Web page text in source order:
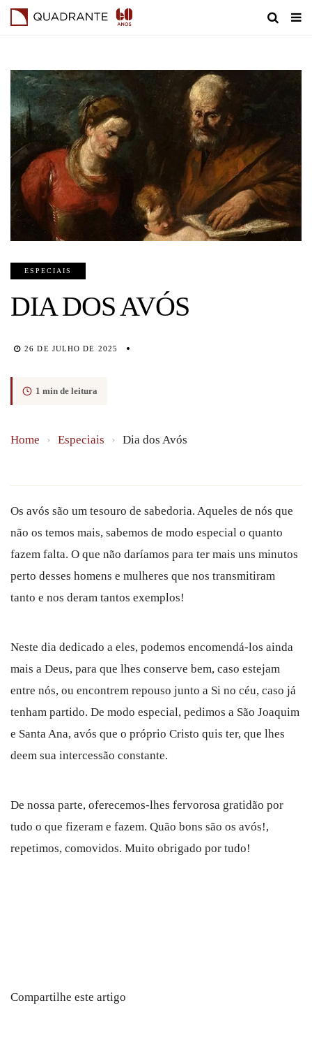
ESPECIAIS
DIA DOS AVÓS
26 DE JULHO DE 2025
1 min de leitura
Home › Especiais › Dia dos Avós
Os avós são um tesouro de sabedoria. Aqueles de nós que
não os temos mais, sabemos de modo especial o quanto
fazem falta. O que não daríamos para ter mais uns minutos
perto desses homens e mulheres que nos transmitiram
tanto e nos deram tantos exemplos!
Neste dia dedicado a eles, podemos encomendá-los ainda
mais a Deus, para que lhes conserve bem, caso estejam
entre nós, ou encontrem repouso junto a Si no céu, caso já
tenham partido. De modo especial, pedimos a São Joaquim
e Santa Ana, avós que o próprio Cristo quis ter, que lhes
deem sua intercessão constante.
De nossa parte, oferecemos-lhes fervorosa gratidão por
tudo o que fizeram e fazem. Quão bons são os avós!,
repetimos, comovidos. Muito obrigado por tudo!
Compartilhe este artigo